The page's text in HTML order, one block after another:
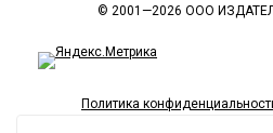
© 2001—2026 ООО
Политика